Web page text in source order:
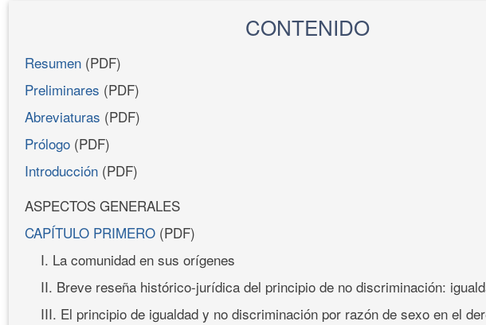
CONTENIDO
Resumen (PDF)
Preliminares (PDF)
Abreviaturas (PDF)
Prólogo (PDF)
Introducción (PDF)
ASPECTOS GENERALES
CAPÍTULO PRIMERO (PDF)
I. La comunidad en sus orígenes
II. Breve reseña histórico-jurídica del principio de no discriminación:
III. El principio de igualdad y no discriminación por razón de sexo en el